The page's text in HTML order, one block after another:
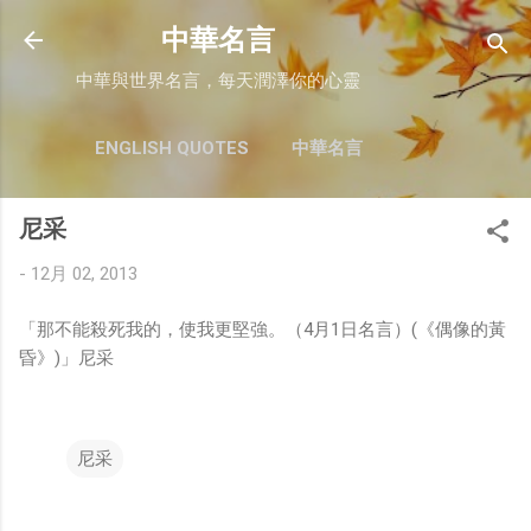
跳至主要內容
中華名言
中華與世界名言，每天潤澤你的心靈
ENGLISH QUOTES 中華名言
尼采
- 12月 02, 2013
「那不能殺死我的，使我更堅強。（4月1日名言）(《偶像的黃
昏》)」尼采
尼采